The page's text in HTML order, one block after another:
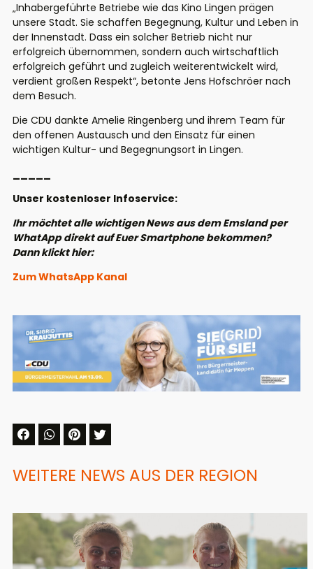
„Inhabergeführte Betriebe wie das Kino Lingen prägen
unsere Stadt. Sie schaffen Begegnung, Kultur und Leben in
der Innenstadt. Dass ein solcher Betrieb nicht nur
erfolgreich übernommen, sondern auch wirtschaftlich
erfolgreich geführt und zugleich weiterentwickelt wird,
verdient großen Respekt“, betonte Jens Hofschröer nach
dem Besuch.
Die CDU dankte Amelie Ringenberg und ihrem Team für
den offenen Austausch und den Einsatz für einen
wichtigen Kultur- und Begegnungsort in Lingen.
Unser kostenloser Infoservice:
Ihr möchtet alle wichtigen News aus dem Emsland per
WhatApp direkt auf Euer Smartphone bekommen?
Dann klickt hier:
Zum WhatsApp Kanal
WEITERE NEWS AUS DER REGION